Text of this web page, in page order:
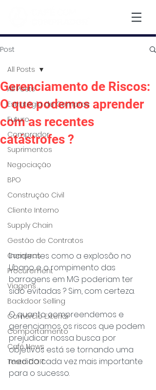
Post
All Posts
Estratégia de Compras
Futuro
Comprador
Suprimentos
Negociação
BPO
Construção Civil
Cliente Interno
Supply Chain
Gestão de Contratos
Compras
Procurement
Viagens
Backdoor Selling
Comércio Exterior
Comportamento
Café News
Teste DOIT
All Posts
Gerenciamento de Riscos:
O que podemos aprender
com as recentes
catástrofes ?
Incidentes como a explosão no
Líbano e o rompimento das
barragens em MG poderiam ter
sido evitadas ? Sim, com certeza.
O quanto compreendemos e
gerenciamos os riscos que podem
prejudicar nossa busca por
objetivos está se tornando uma
medida cada vez mais importante
para o sucesso.